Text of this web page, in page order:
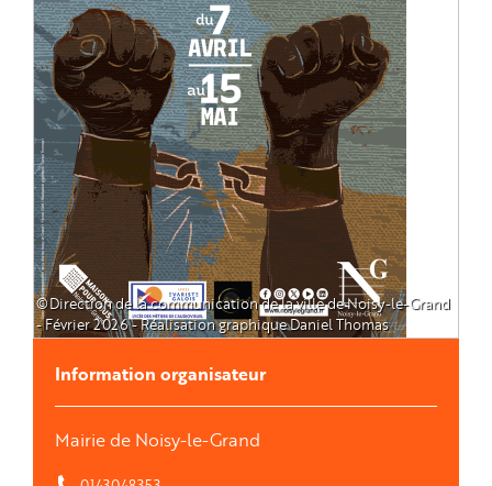
©Direction de la communication de la ville de Noisy-le-Grand
- Février 2026 - Réalisation graphique Daniel Thomas
Information organisateur
Mairie de Noisy-le-Grand